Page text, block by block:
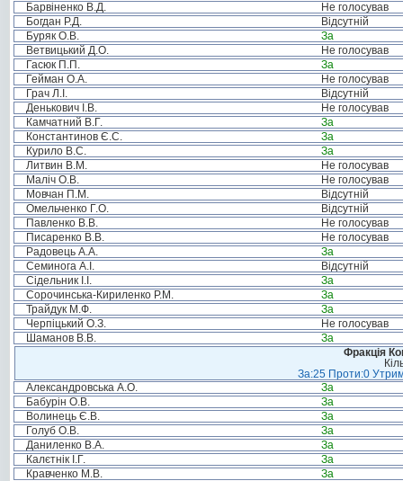
Барвіненко В.Д.
Не голосував
Богдан Р.Д.
Відсутній
Буряк О.В.
За
Ветвицький Д.О.
Не голосував
Гасюк П.П.
За
Гейман О.А.
Не голосував
Грач Л.І.
Відсутній
Денькович І.В.
Не голосував
Камчатний В.Г.
За
Константинов Є.С.
За
Курило В.С.
За
Литвин В.М.
Не голосував
Маліч О.В.
Не голосував
Мовчан П.М.
Відсутній
Омельченко Г.О.
Відсутній
Павленко В.В.
Не голосував
Писаренко В.В.
Не голосував
Радовець А.А.
За
Семинога А.І.
Відсутній
Сідельник І.І.
За
Сорочинська-Кириленко Р.М.
За
Трайдук М.Ф.
За
Черпіцький О.З.
Не голосував
Шаманов В.В.
За
Фракція
За:25 Проти:0
Александровська А.О.
За
Бабурін О.В.
За
Волинець Є.В.
За
Голуб О.В.
За
Даниленко В.А.
За
Калєтнік І.Г.
За
Кравченко М.В.
За